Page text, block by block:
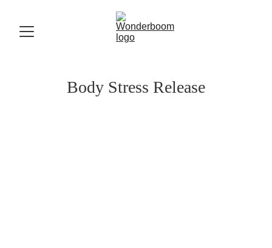
Body Stress Release